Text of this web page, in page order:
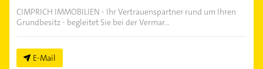
CIMPRICH IMMOBILIEN - Ihr Vertrauenspartner rund um Ihren
Grundbesitz - begleitet Sie bei der Vermar...
E-Mail